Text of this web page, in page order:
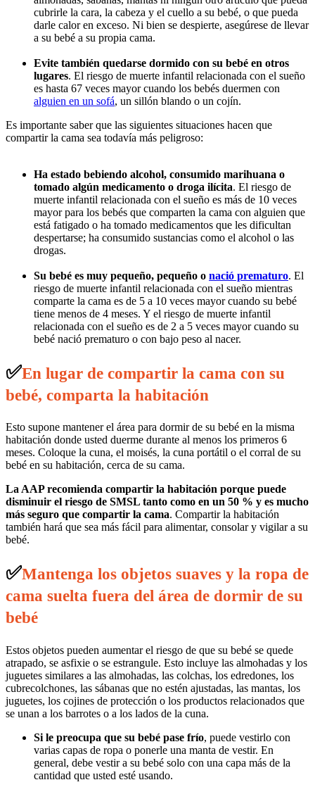
cubrirle la cara, la cabeza y el cuello a su bebé, o que pueda
darle calor en exceso. Ni bien se despierte, asegúrese de llevar
a su bebé a su propia cama.
Evite también quedarse dormido con su bebé en otros
lugares. El riesgo de muerte infantil relacionada con el sueño
es hasta 67 veces mayor cuando los bebés duermen con
alguien en un sofá, un sillón blando o un cojín.
Es importante saber que las siguientes situaciones hacen que
compartir la cama sea todavía más peligroso:
Ha estado bebiendo alcohol, consumido marihuana o
tomado algún medicamento o droga ilícita. El riesgo de
muerte infantil relacionada con el sueño es más de 10 veces
mayor para los bebés que comparten la cama con alguien que
está fatigado o ha tomado medicamentos que les dificultan
despertarse; ha consumido sustancias como el alcohol o las
drogas.
Su bebé es muy pequeño, pequeño o nació prematuro. El
riesgo de muerte infantil relacionada con el sueño mientras
comparte la cama es de 5 a 10 veces mayor cuando su bebé
tiene menos de 4 meses. Y el riesgo de muerte infantil
relacionada con el sueño es de 2 a 5 veces mayor cuando su
bebé nació prematuro o con bajo peso al nacer.
✅En lugar de compartir la cama con su
bebé, comparta la habitación
Esto supone mantener el área para dormir de su bebé en la misma
habitación donde usted duerme durante al menos los primeros 6
meses. Coloque la cuna, el moisés, la cuna portátil o el corral de su
bebé en su habitación, cerca de su cama.
La AAP recomienda compartir la habitación porque puede
disminuir el riesgo de SMSL tanto como en un 50 % y es mucho
más seguro que compartir la cama. Compartir la habitación
también hará que sea más fácil para alimentar, consolar y vigilar a su
bebé.
✅Mantenga los objetos suaves y la ropa de
cama suelta fuera del área de dormir de su
bebé
Estos objetos pueden aumentar el riesgo de que su bebé se quede
atrapado, se asfixie o se estrangule. Esto incluye las almohadas y los
juguetes similares a las almohadas, las colchas, los edredones, los
cubrecolchones, las sábanas que no estén ajustadas, las mantas, los
juguetes, los cojines de protección o los productos relacionados que
se unan a los barrotes o a los lados de la cuna.
Si le preocupa que su bebé pase frío, puede vestirlo con
varias capas de ropa o ponerle una manta de vestir. En
general, debe vestir a su bebé solo con una capa más de la
cantidad que usted esté usando.